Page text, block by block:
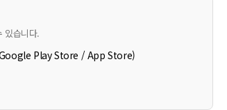
있습니다.
Play Store / App Store)